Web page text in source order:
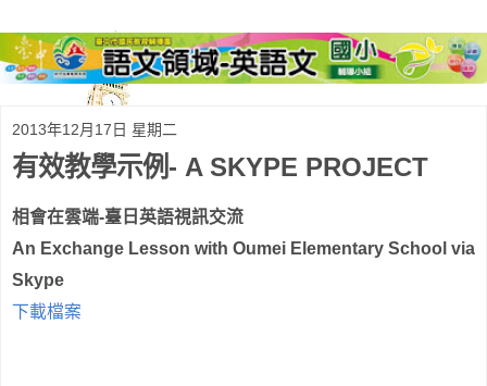
2013年12月17日 星期二
有效教學示例- A SKYPE PROJECT
相會在雲端-臺日英語視訊交流
An Exchange Lesson with Oumei Elementary School via
Skype
下載檔案